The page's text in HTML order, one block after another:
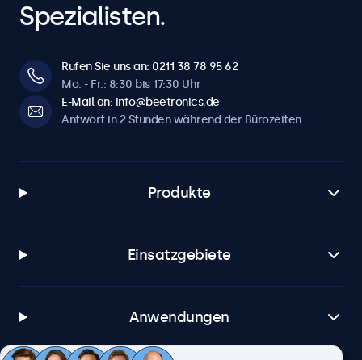
Spezialisten.
Rufen Sie uns an: 0211 38 78 95 62
Mo. - Fr.: 8:30 bis 17:30 Uhr
E-Mail an: info@beetronics.de
Antwort in 2 Stunden während der Bürozeiten
Produkte
Einsatzgebiete
Anwendungen